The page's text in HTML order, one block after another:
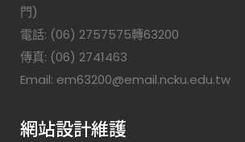
門)
電話: (06) 2757575轉63200
傳真: (06) 2741463
Email: em63200@email.ncku.edu.tw
網站設計維護